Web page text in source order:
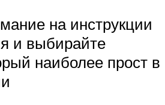
на инструкции
и выбирайте
наиболее прост в